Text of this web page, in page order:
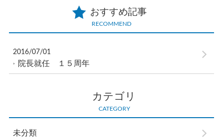
おすすめ記事
RECOMMEND
2016/07/01
院長就任 １５周年
カテゴリ
CATEGORY
未分類